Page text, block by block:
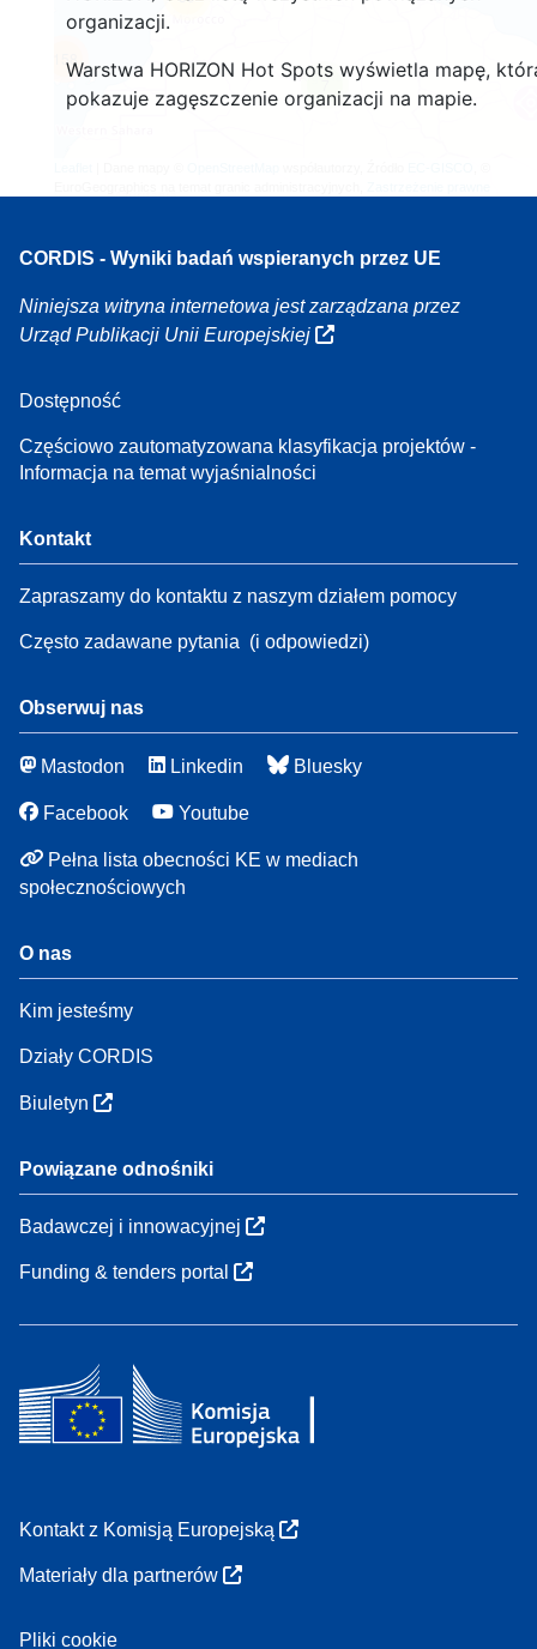
organizacji.
Warstwa HORIZON Hot Spots wyświetla mapę,
pokazuje zagęszczenie organizacji na mapie.
7
158
CORDIS - Wyniki badań wspieranych przez UE
Niniejsza witryna internetowa jest zarządzana przez
Urząd Publikacji Unii Europejskiej
Dostępność
Częściowo zautomatyzowana klasyfikacja projektów -
Informacja na temat wyjaśnialności
Kontakt
Zapraszamy do kontaktu z naszym działem pomocy
Często zadawane pytania (i odpowiedzi)
Obserwuj nas
Mastodon Linkedin Bluesky
Facebook Youtube
Pełna lista obecności KE w mediach
społecznościowych
O nas
Kim jesteśmy
Działy CORDIS
Biuletyn
Powiązane odnośniki
Badawczej i innowacyjnej
Funding & tenders portal
Kontakt z Komisją Europejską
Materiały dla partnerów
Pliki cookie